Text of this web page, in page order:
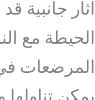
آثار جانبية
الحيطة مع
المرضعات في